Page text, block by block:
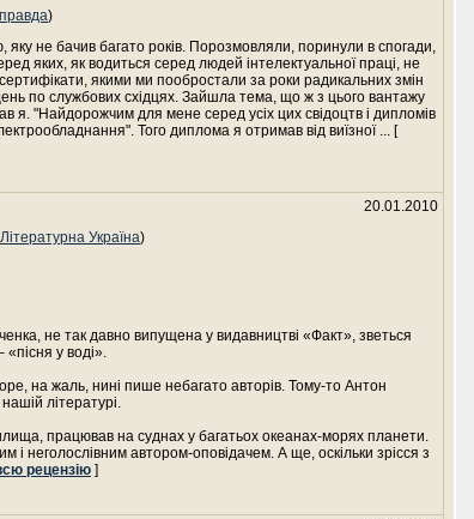
)
не бачив багато років. Порозмовляли, поринули в спогади,
яких, як водиться серед людей інтелектуальної праці, не
якими ми пообростали за роки радикальних змін
по службових східцях. Зайшла тема, що ж з цього вантажу
я. "Найдорожчим для мене серед усіх цих свідоцтв і дипломів
Того диплома я отримав від виїзної ... [
20.01.2010
Літературна Україна)
не так давно випущена у видавництві «Факт», зветься
у воді».
на жаль, нині пише небагато авторів. Тому-то Антон
літературі.
працював на суднах у багатьох океанах-морях планети.
і неголослівним автором-оповідачем. А ще, оскільки зрісся з
рецензію ]